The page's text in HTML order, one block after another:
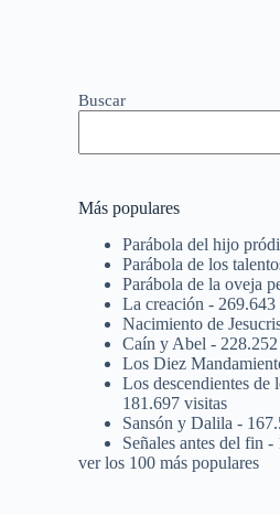
Buscar
Más populares
Parábola del hijo
Parábola de los
Parábola de la oveja
La creación - 269.643
Nacimiento de
Caín y Abel -
Los Diez
Los descendientes de
181.697 visitas
Sansón y Dalila -
Señales antes del fin -
ver los 100 más populares